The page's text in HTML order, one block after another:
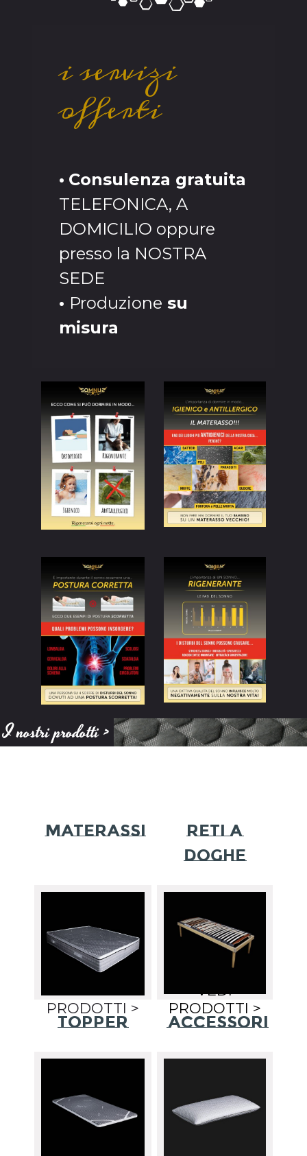
i servizi
offerti
• Consulenza gratuita
TELEFONICA, A
DOMICILIO oppure
presso la NOSTRA
SEDE
• Produzione su
misura
I nostri prodotti >
MATERASSI
PRODOTTI >
RETI A
DOGHE
VEDI
PRODOTTI >
TOPPER ACCESSORI